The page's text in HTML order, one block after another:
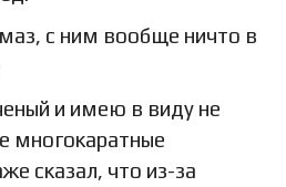
с ним вообще ничто в
и имею в виду не
многокаратные
сказал, что из-за